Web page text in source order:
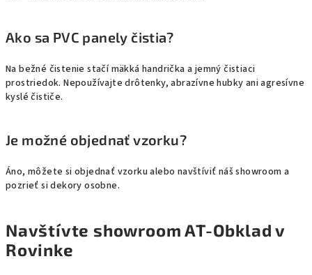
Ako sa PVC panely čistia?
Na bežné čistenie stačí mäkká handrička a jemný čistiaci
prostriedok. Nepoužívajte drôtenky, abrazívne hubky ani agresívne
kyslé čističe.
Je možné objednať vzorku?
Áno, môžete si objednať vzorku alebo navštíviť náš showroom a
pozrieť si dekory osobne.
Navštívte showroom AT-Obklad v
Rovinke